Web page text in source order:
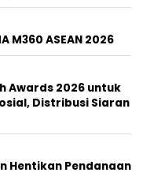
M360 ASEAN 2026
Awards 2026 untuk
Distribusi Siaran
Hentikan Pendanaan